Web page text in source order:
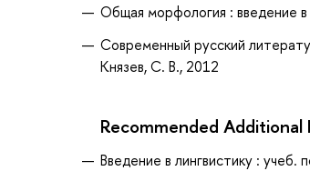
Общая морфология : введение
Современный русский
Князев, С. В., 2012
Recommended Additional
Введение в лингвистику : учеб.